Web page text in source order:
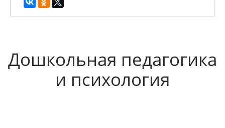
Дошкольная педагогика
и психология